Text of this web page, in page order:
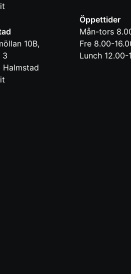
10B,
3
Halmstad
Öppettider
Mån-tors
Fre 8.00-
Lunch 12.00-